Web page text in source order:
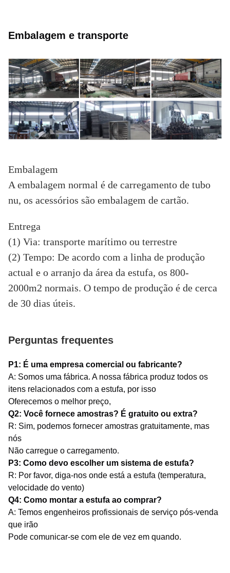
Embalagem e transporte
Embalagem
A embalagem normal é de carregamento de tubo
nu, os acessórios são embalagem de cartão.
Entrega
(1) Via: transporte marítimo ou terrestre
(2) Tempo: De acordo com a linha de produção
actual e o arranjo da área da estufa, os 800-
2000m2 normais. O tempo de produção é de cerca
de 30 dias úteis.
Perguntas frequentes
P1: É uma empresa comercial ou fabricante?
A: Somos uma fábrica. A nossa fábrica produz todos os
itens relacionados com a estufa, por isso
Oferecemos o melhor preço,
Q2: Você fornece amostras? É gratuito ou extra?
R: Sim, podemos fornecer amostras gratuitamente, mas
nós
Não carregue o carregamento.
P3: Como devo escolher um sistema de estufa?
R: Por favor, diga-nos onde está a estufa (temperatura,
velocidade do vento)
Q4: Como montar a estufa ao comprar?
A: Temos engenheiros profissionais de serviço pós-venda
que irão
Pode comunicar-se com ele de vez em quando.